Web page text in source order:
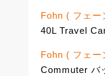
Fohn ( フェ
40L Travel
Fohn ( フェー
Commuter バ